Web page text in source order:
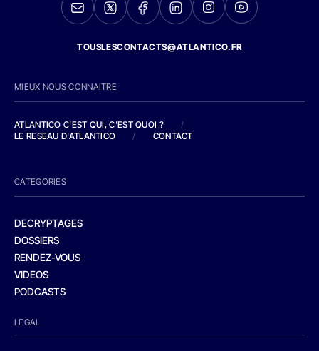
TOUSLESCONTACTS@ATLANTICO.FR
MIEUX NOUS CONNAITRE
ATLANTICO C'EST QUI, C'EST QUOI ?
/
LE RESEAU D'ATLANTICO
/ CONTACT
CATEGORIES
DECRYPTAGES
DOSSIERS
RENDEZ-VOUS
VIDEOS
PODCASTS
LEGAL